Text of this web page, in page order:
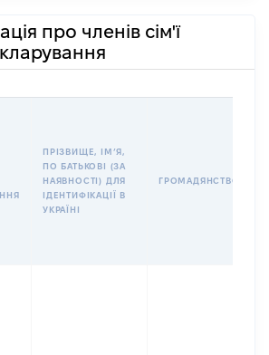
про членів сім'ї
ПРІЗВИЩЕ, ІМʼЯ,
ПО БАТЬКОВІ (ЗА
НАЯВНОСТІ) ДЛЯ
ІДЕНТИФІКАЦІЇ В
УКРАЇНІ
ГРОМАДЯНСТВО